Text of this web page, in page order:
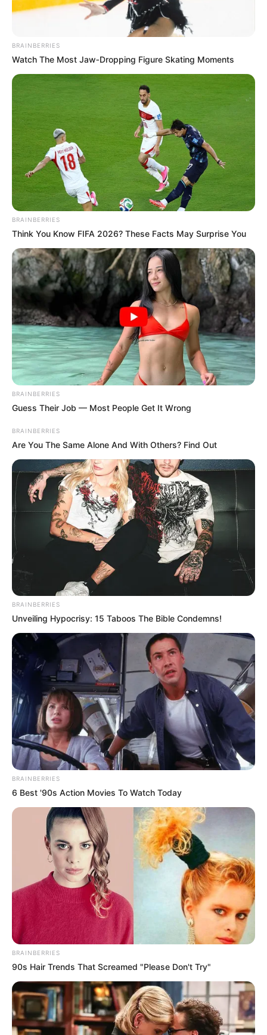
BRAINBERRIES
Watch The Most Jaw‑Dropping Figure Skating Moments
BRAINBERRIES
Think You Know FIFA 2026? These Facts May Surprise You
BRAINBERRIES
Guess Their Job — Most People Get It Wrong
BRAINBERRIES
Are You The Same Alone And With Others? Find Out
BRAINBERRIES
Unveiling Hypocrisy: 15 Taboos The Bible Condemns!
BRAINBERRIES
6 Best '90s Action Movies To Watch Today
BRAINBERRIES
90s Hair Trends That Screamed "Please Don't Try"